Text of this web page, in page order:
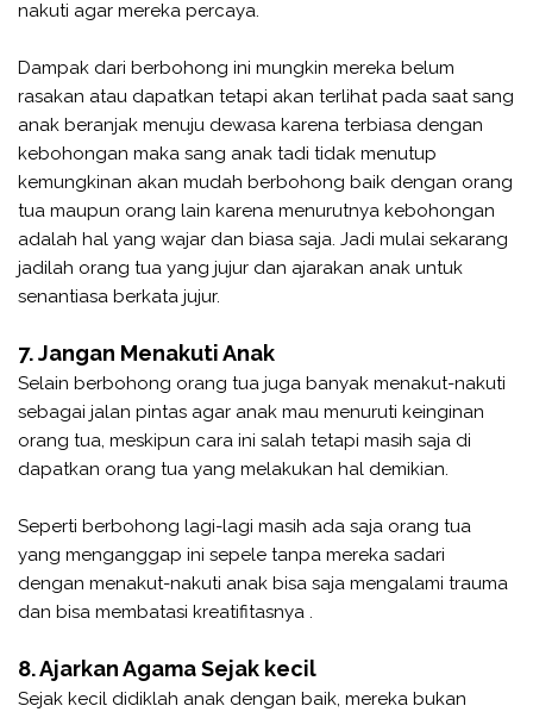
nakuti agar mereka percaya.
Dampak dari berbohong ini mungkin mereka belum
rasakan atau dapatkan tetapi akan terlihat pada saat sang
anak beranjak menuju dewasa karena terbiasa dengan
kebohongan maka sang anak tadi tidak menutup
kemungkinan akan mudah berbohong baik dengan orang
tua maupun orang lain karena menurutnya kebohongan
adalah hal yang wajar dan biasa saja. Jadi mulai sekarang
jadilah orang tua yang jujur dan ajarakan anak untuk
senantiasa berkata jujur.
7. Jangan Menakuti Anak
Selain berbohong orang tua juga banyak menakut-nakuti
sebagai jalan pintas agar anak mau menuruti keinginan
orang tua, meskipun cara ini salah tetapi masih saja di
dapatkan orang tua yang melakukan hal demikian.
Seperti berbohong lagi-lagi masih ada saja orang tua
yang menganggap ini sepele tanpa mereka sadari
dengan menakut-nakuti anak bisa saja mengalami trauma
dan bisa membatasi kreatifitasnya .
8. Ajarkan Agama Sejak kecil
Sejak kecil didiklah anak dengan baik, mereka bukan